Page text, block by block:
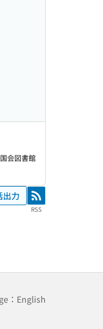
会図書館
出力 RSS
RSS
：English